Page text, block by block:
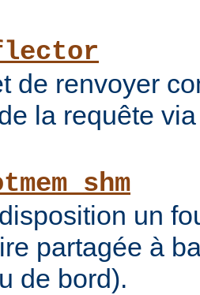
de renvoyer
la requête
un
partagée à
de bord).